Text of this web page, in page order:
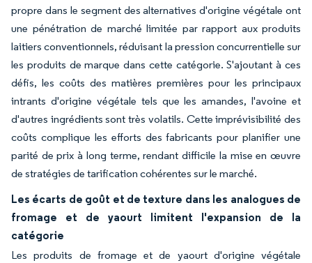
propre dans le segment des alternatives d'origine végétale ont
une pénétration de marché limitée par rapport aux produits
laitiers conventionnels, réduisant la pression concurrentielle sur
les produits de marque dans cette catégorie. S'ajoutant à ces
défis, les coûts des matières premières pour les principaux
intrants d'origine végétale tels que les amandes, l'avoine et
d'autres ingrédients sont très volatils. Cette imprévisibilité des
coûts complique les efforts des fabricants pour planifier une
parité de prix à long terme, rendant difficile la mise en œuvre
de stratégies de tarification cohérentes sur le marché.
Les écarts de goût et de texture dans les analogues de
fromage et de yaourt limitent l'expansion de la
catégorie
Les produits de fromage et de yaourt d'origine végétale